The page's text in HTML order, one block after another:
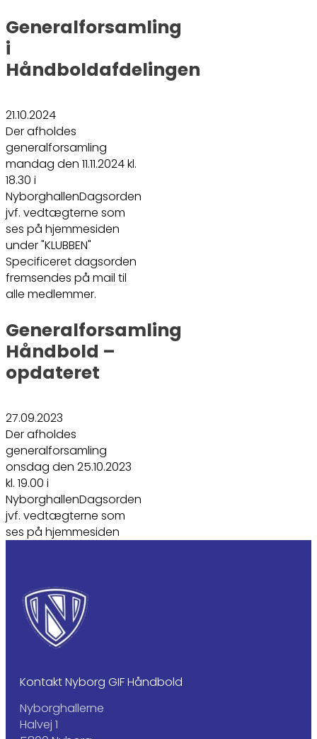
Generalforsamling
i
Håndboldafdelingen
21.10.2024
Der afholdes
generalforsamling
mandag den 11.11.2024 kl.
18.30 i
NyborghallenDagsorden
jvf. vedtægterne som
ses på hjemmesiden
under "KLUBBEN"
Specificeret dagsorden
fremsendes på mail til
alle medlemmer.
Generalforsamling
Håndbold –
opdateret
27.09.2023
Der afholdes
generalforsamling
onsdag den 25.10.2023
kl. 19.00 i
NyborghallenDagsorden
jvf. vedtægterne som
ses på hjemmesiden
Kontakt Nyborg GIF Håndbold
Nyborghallerne
Halvej 1